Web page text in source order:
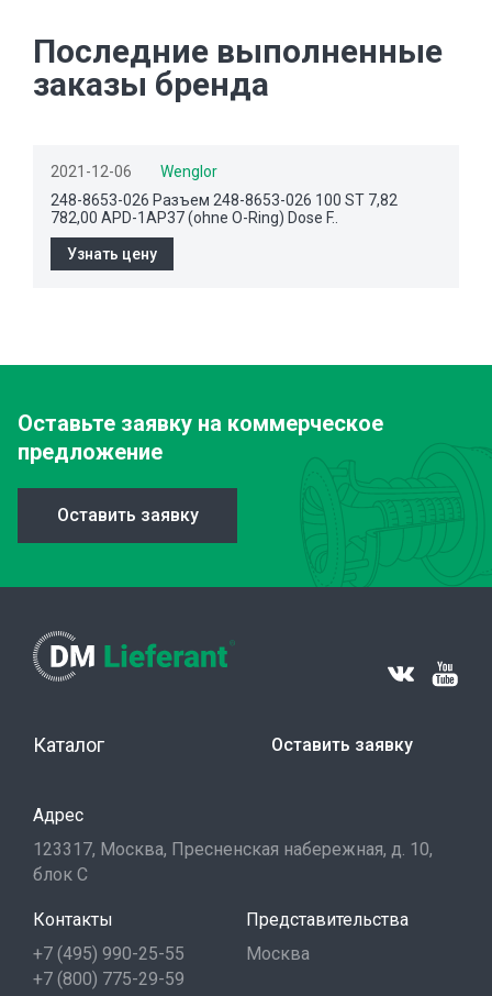
Последние выполненные
заказы бренда
2021-12-06
Wenglor
248-8653-026 Разъем 248-8653-026 100 ST 7,82
782,00 APD-1AP37 (ohne O-Ring) Dose F..
Узнать цену
Оставьте заявку на коммерческое
предложение
Оставить заявку
Каталог Оставить заявку
Адрес
123317, Москва, Пресненская набережная, д. 10,
блок С
Контакты
+7 (495) 990-25-55
+7 (800) 775-29-59
Представительства
Москва